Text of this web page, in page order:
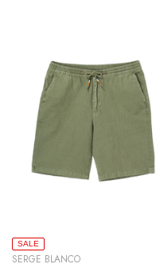
SALE
SERGE BLANCO